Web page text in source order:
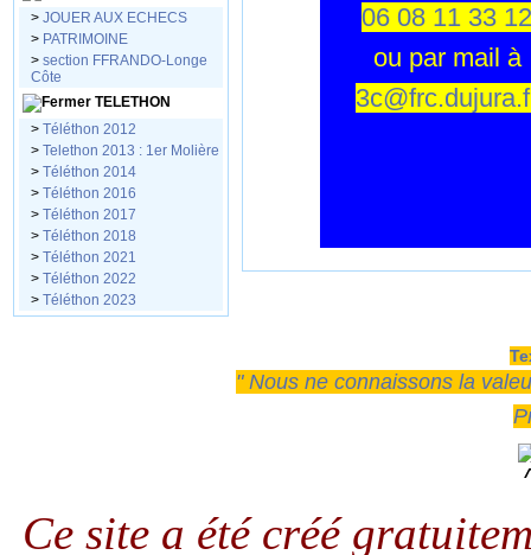
> JOUER AUX ECHECS
> PATRIMOINE
> section FFRANDO-Longe
Côte
TELETHON
> Téléthon 2012
> Telethon 2013 : 1er Molière
> Téléthon 2014
> Téléthon 2016
> Téléthon 2017
> Téléthon 2018
> Téléthon 2021
> Téléthon 2022
> Téléthon 2023
06 08 11 33 12
ou par mail à
" Nous ne connaissons la
Ce site a été créé